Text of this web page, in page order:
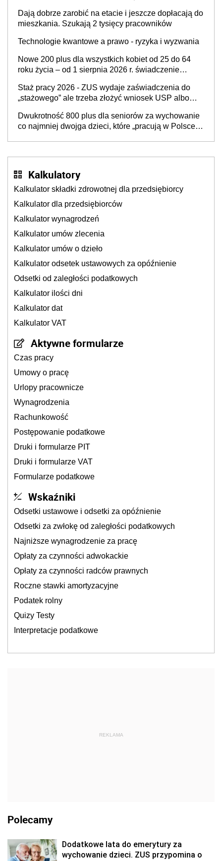
Dają dobrze zarobić na etacie i jeszcze dopłacają do
mieszkania. Szukają 2 tysięcy pracowników
Technologie kwantowe a prawo - ryzyka i wyzwania
Nowe 200 plus dla wszystkich kobiet od 25 do 64
roku życia – od 1 sierpnia 2026 r. świadczenie
Staż pracy 2026 - ZUS wydaje zaświadczenia do
„stażowego” ale trzeba złożyć wniosek USP albo
zaświadczenie z ZUS?
Dwukrotność 800 plus dla seniorów za wychowanie
co najmniej dwojga dzieci, które „pracują w Polsce i
Kalkulatory
Kalkulator składki zdrowotnej dla przedsiębiorcy
Kalkulator dla przedsiębiorców
Kalkulator wynagrodzeń
Kalkulator umów zlecenia
Kalkulator umów o dzieło
Kalkulator odsetek ustawowych za opóźnienie
Odsetki od zaległości podatkowych
Kalkulator ilości dni
Kalkulator dat
Kalkulator VAT
Aktywne formularze
Czas pracy
Umowy o pracę
Urlopy pracownicze
Wynagrodzenia
Rachunkowość
Postępowanie podatkowe
Druki i formularze PIT
Druki i formularze VAT
Formularze podatkowe
Wskaźniki
Odsetki ustawowe i odsetki za opóźnienie
Odsetki za zwłokę od zaległości podatkowych
Najniższe wynagrodzenie za pracę
Opłaty za czynności adwokackie
Opłaty za czynności radców prawnych
Roczne stawki amortyzacyjne
Podatek rolny
Quizy Testy
Interpretacje podatkowe
REKLAMA
Polecamy
Dodatkowe lata do emerytury za
wychowanie dzieci. ZUS przypomina o